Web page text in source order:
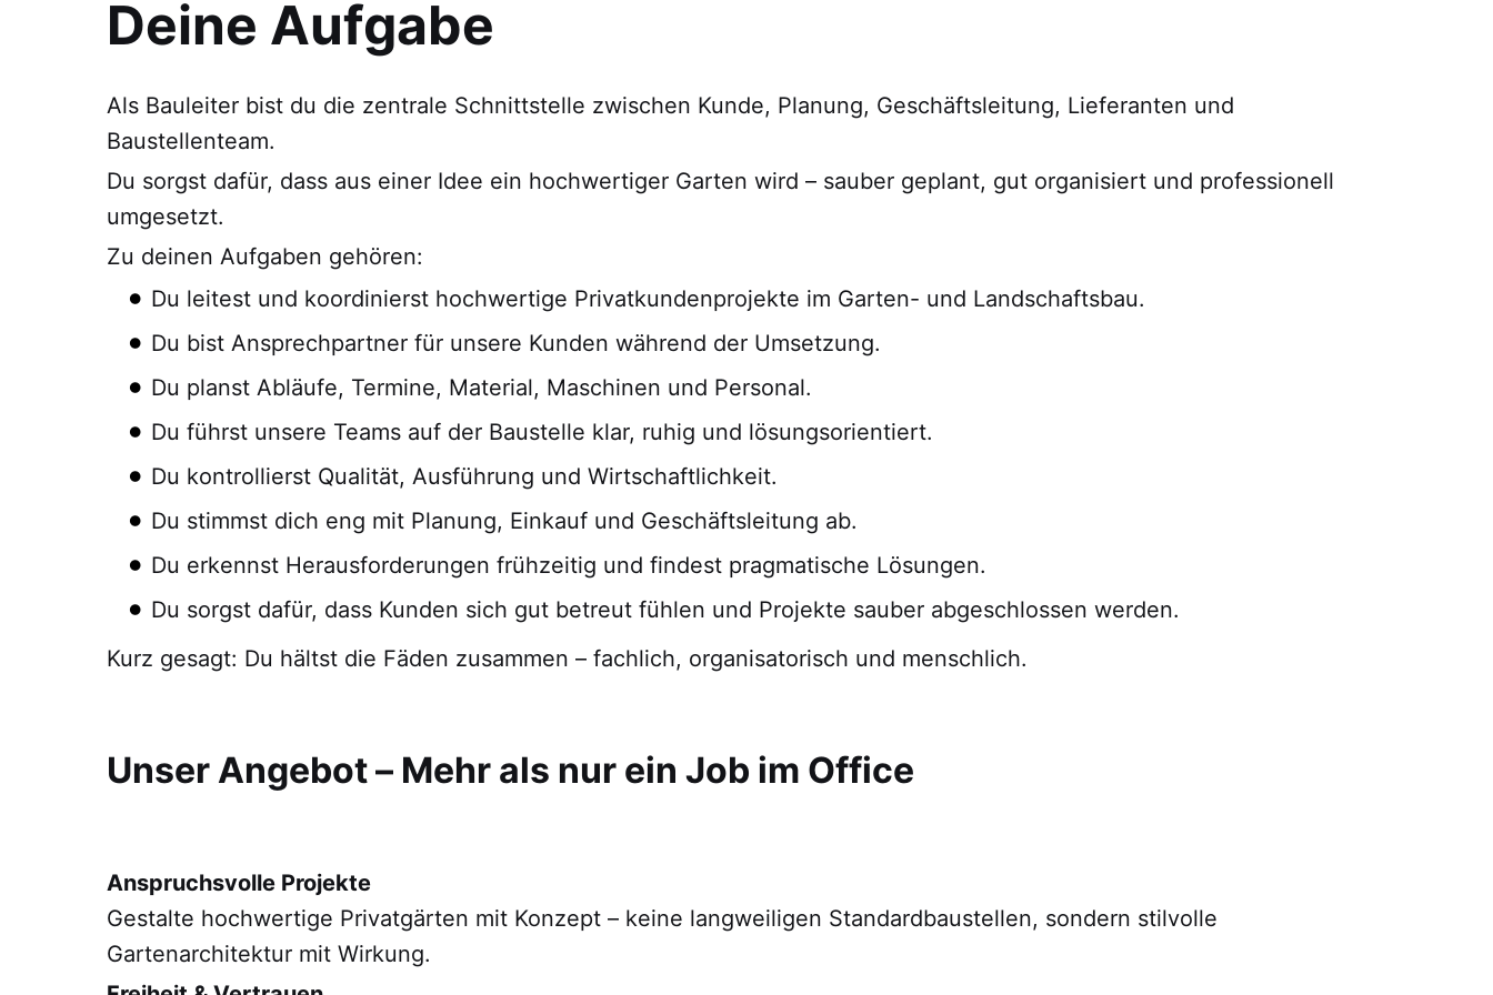
Deine Aufgabe
Als Bauleiter bist du die zentrale Schnittstelle zwischen Kunde, Planung, Geschäftsleitung, Lieferanten und
Baustellenteam.
Du sorgst dafür, dass aus einer Idee ein hochwertiger Garten wird – sauber geplant, gut organisiert und professionell
umgesetzt.
Zu deinen Aufgaben gehören:
Du leitest und koordinierst hochwertige Privatkundenprojekte im Garten- und Landschaftsbau.
Du bist Ansprechpartner für unsere Kunden während der Umsetzung.
Du planst Abläufe, Termine, Material, Maschinen und Personal.
Du führst unsere Teams auf der Baustelle klar, ruhig und lösungsorientiert.
Du kontrollierst Qualität, Ausführung und Wirtschaftlichkeit.
Du stimmst dich eng mit Planung, Einkauf und Geschäftsleitung ab.
Du erkennst Herausforderungen frühzeitig und findest pragmatische Lösungen.
Du sorgst dafür, dass Kunden sich gut betreut fühlen und Projekte sauber abgeschlossen werden.
Kurz gesagt: Du hältst die Fäden zusammen – fachlich, organisatorisch und menschlich.
Unser Angebot – Mehr als nur ein Job im Office
Anspruchsvolle Projekte
Gestalte hochwertige Privatgärten mit Konzept – keine langweiligen Standardbaustellen, sondern stilvolle
Gartenarchitektur mit Wirkung.